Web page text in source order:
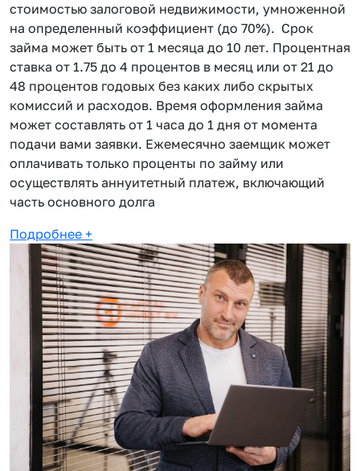
стоимостью залоговой недвижимости, умноженной
на определенный коэффициент (до 70%). Срок
займа может быть от 1 месяца до 10 лет. Процентная
ставка от 1.75 до 4 процентов в месяц или от 21 до
48 процентов годовых без каких либо скрытых
комиссий и расходов. Время оформления займа
может составлять от 1 часа до 1 дня от момента
подачи вами заявки. Ежемесячно заемщик может
оплачивать только проценты по займу или
осуществлять аннуитетный платеж, включающий
часть основного долга
Подробнее +